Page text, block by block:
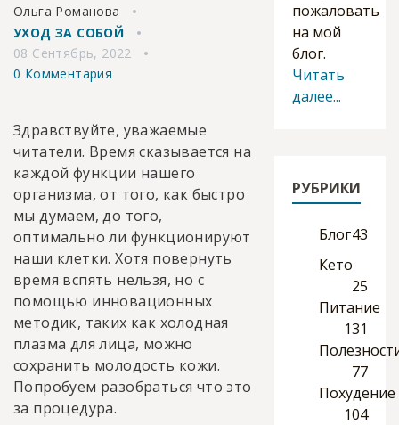
Ольга Романова
УХОД ЗА СОБОЙ
08 Сентябрь, 2022
0 Комментария
Здравствуйте, уважаемые
читатели. Время сказывается на
каждой функции нашего
организма, от того, как быстро
мы думаем, до того,
оптимально ли функционируют
наши клетки. Хотя повернуть
время вспять нельзя, но с
помощью инновационных
методик, таких как холодная
плазма для лица, можно
сохранить молодость кожи.
Попробуем разобраться что это
за процедура.
пожаловать
на мой
блог.
Читать
далее...
РУБРИКИ
Блог43
Кето
25
Питание
131
77
Похудение
104